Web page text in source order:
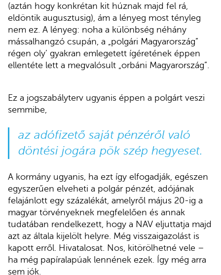
(aztán hogy konkrétan kit húznak majd fel rá,
eldöntik augusztusig), ám a lényeg most tényleg
nem ez. A lényeg: noha a különbség néhány
mássalhangzó csupán, a „polgári Magyarország”
régen oly’ gyakran emlegetett ígéretének éppen
ellentéte lett a megvalósult „orbáni Magyarország”.
Ez a jogszabályterv ugyanis éppen a polgárt veszi
semmibe,
az adófizető saját pénzéről való
döntési jogára pök szép hegyeset.
A kormány ugyanis, ha ezt így elfogadják, egészen
egyszerűen elveheti a polgár pénzét, adójának
felajánlott egy százalékát, amelyről május 20-ig a
magyar törvényeknek megfelelően és annak
tudatában rendelkezett, hogy a NAV eljuttatja majd
azt az általa kijelölt helyre. Még visszaigazolást is
kapott erről. Hivatalosat. Nos, kitörölhetné vele –
ha még papíralapúak lennének ezek. Így még arra
sem jók.